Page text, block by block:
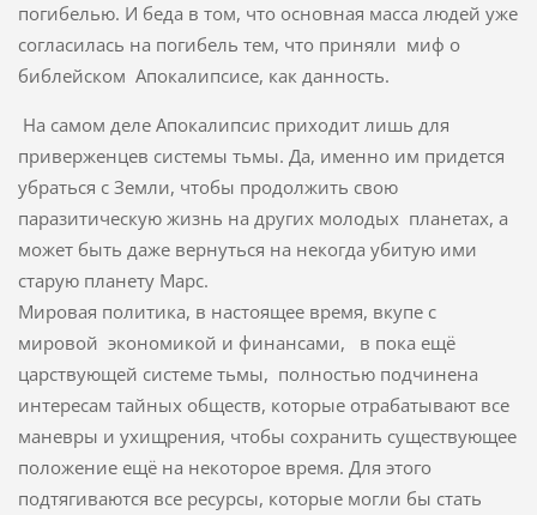
погибелью. И беда в том, что основная масса людей уже
согласилась на погибель тем, что приняли миф о
библейском Апокалипсисе, как данность.
На самом деле Апокалипсис приходит лишь для
приверженцев системы тьмы. Да, именно им придется
убраться с Земли, чтобы продолжить свою
паразитическую жизнь на других молодых планетах, а
может быть даже вернуться на некогда убитую ими
старую планету Марс.
Мировая политика, в настоящее время, вкупе с
мировой экономикой и финансами, в пока ещё
царствующей системе тьмы, полностью подчинена
интересам тайных обществ, которые отрабатывают все
маневры и ухищрения, чтобы сохранить существующее
положение ещё на некоторое время. Для этого
подтягиваются все ресурсы, которые могли бы стать